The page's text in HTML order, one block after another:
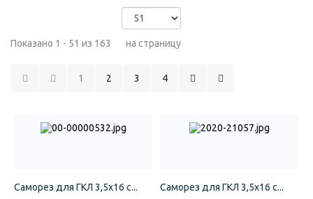
Показано 1 - 51 из 163 на страницу
1 2 3 4
Саморез для ГКЛ 3,5х16 с... Саморез для ГКЛ 3,5х16 с...